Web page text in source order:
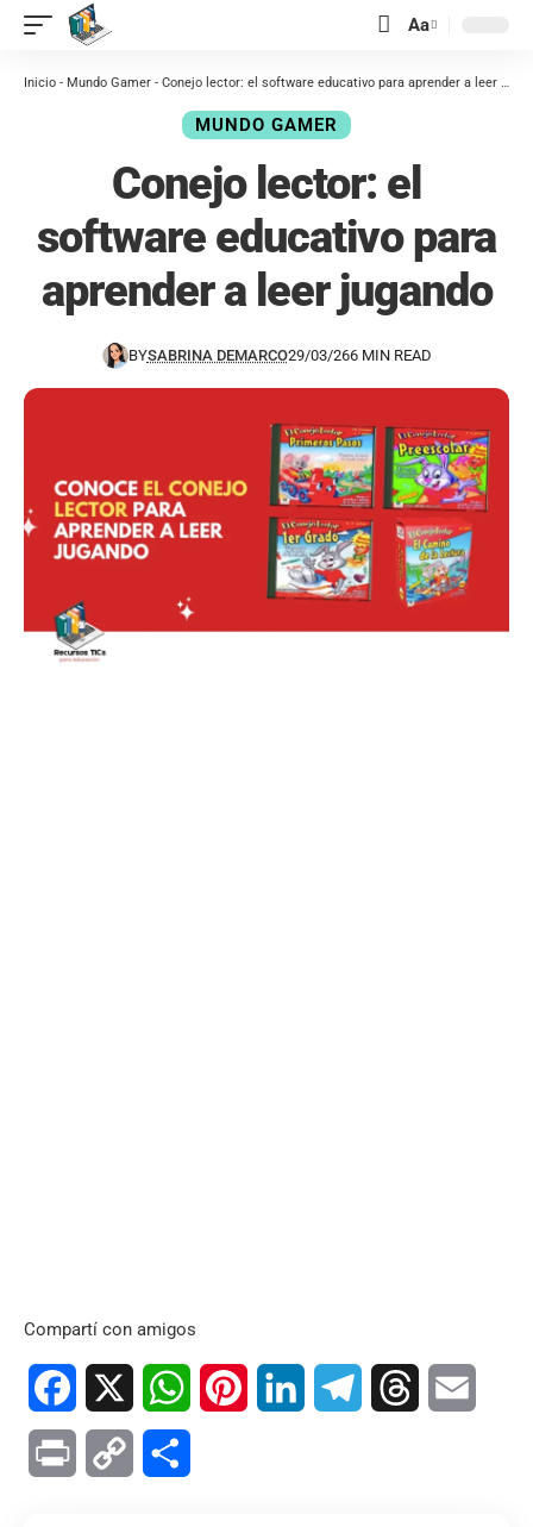
contenido Aa
Inicio - Mundo Gamer - Conejo lector: el software educativo para aprender a leer jugando
MUNDO GAMER
Conejo lector: el
software educativo para
aprender a leer jugando
BYSABRINA DEMARCO29/03/266 MIN READ
Compartí con amigos
Facebook WhatsAppPinterest LinkedIn TelegramThreads
Print Copy